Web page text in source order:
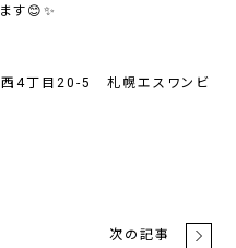
す😊✨
4丁目20-5 札幌エスワンビ
次の記事